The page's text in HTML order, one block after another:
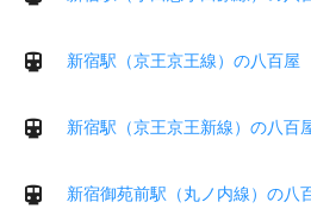
新宿駅（京王京王線）の八百屋
新宿駅（京王京王新線）の八百
新宿御苑前駅（丸ノ内線）の八